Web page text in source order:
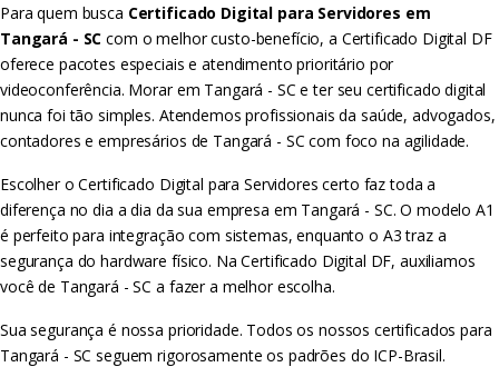
Para quem busca Certificado Digital para Servidores em
Tangará - SC com o melhor custo-benefício, a Certificado Digital DF
oferece pacotes especiais e atendimento prioritário por
videoconferência. Morar em Tangará - SC e ter seu certificado digital
nunca foi tão simples. Atendemos profissionais da saúde, advogados,
contadores e empresários de Tangará - SC com foco na agilidade.
Escolher o Certificado Digital para Servidores certo faz toda a
diferença no dia a dia da sua empresa em Tangará - SC. O modelo A1
é perfeito para integração com sistemas, enquanto o A3 traz a
segurança do hardware físico. Na Certificado Digital DF, auxiliamos
você de Tangará - SC a fazer a melhor escolha.
Sua segurança é nossa prioridade. Todos os nossos certificados para
Tangará - SC seguem rigorosamente os padrões do ICP-Brasil.